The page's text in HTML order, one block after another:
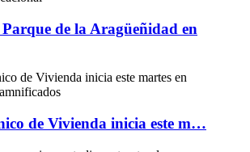
de la Aragüeñidad en
de Vivienda inicia este m…